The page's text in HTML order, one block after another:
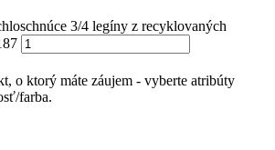
3/4 legíny z recyklovaných
o ktorý máte záujem - vyberte atribúty
farba.